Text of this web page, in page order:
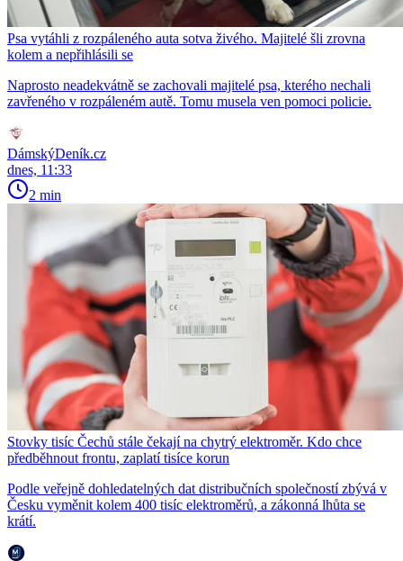
Psa vytáhli z rozpáleného auta sotva živého. Majitelé šli zrovna
kolem a nepřihlásili se
Naprosto neadekvátně se zachovali majitelé psa, kterého nechali
zavřeného v rozpáleném autě. Tomu musela ven pomoci policie.
DámskýDeník.cz
dnes, 11:33
2 min
Stovky tisíc Čechů stále čekají na chytrý elektroměr. Kdo chce
předběhnout frontu, zaplatí tisíce korun
Podle veřejně dohledatelných dat distribučních společností zbývá v
Česku vyměnit kolem 400 tisíc elektroměrů, a zákonná lhůta se
krátí.